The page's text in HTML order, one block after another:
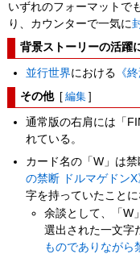
いずれのフォーマットで
り、カウンターで一気に
背景ストーリーの活躍
並行世界における 《
その他 [ 編集 ]
通常版の右肩には「
れている。
カード名の「W」は
の禁断 ドルマゲドンX
字を持っていたこと
余談として、「W
選出された一文字
ものでありながら